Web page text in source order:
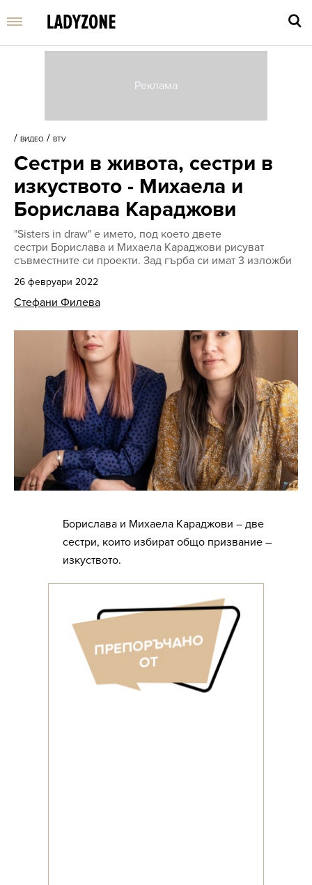
/ ВИДЕО / BTV
Сестри в живота, сестри в
изкуството - Михаела и
Борислава Караджови
"Sisters in draw" е името, под което двете
сестри Борислава и Михаела Караджови рисуват
съвместните си проекти. Зад гърба си имат 3 изложби
26 февруари 2022
Стефани Филева
Борислава и Михаела Караджови – две
сестри, които избират общо призвание –
изкуството.